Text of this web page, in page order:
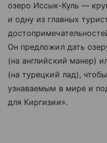
озеро Иссык-Куль —
и одну из главных
Он предложил дать
(на английский манер)
(на турецкий лад),
узнаваемым в мире и
для Киргизии».